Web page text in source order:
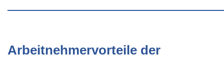
Arbeitnehmervorteile der